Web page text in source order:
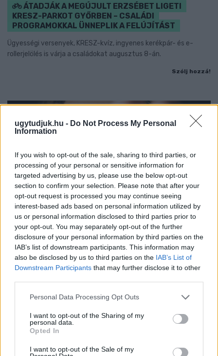
ugytudjuk.hu - Do Not Process My Personal
Information
If you wish to opt-out of the sale, sharing to third parties, or
processing of your personal or sensitive information for
targeted advertising by us, please use the below opt-out
section to confirm your selection. Please note that after your
opt-out request is processed you may continue seeing
interest-based ads based on personal information utilized by
us or personal information disclosed to third parties prior to
your opt-out. You may separately opt-out of the further
disclosure of your personal information by third parties on the
IAB’s list of downstream participants. This information may
also be disclosed by us to third parties on the IAB’s List of
Downstream Participants that may further disclose it to other
Please note that this website/app uses one or more Google
not limited to your visit or usage behaviour. You may click to
grant or deny consent to Google and its third-party tags to
use your data for below specified purposes in below Google
consent section.
Personal Data Processing Opt Outs
I want to opt-out of the Sharing of my
personal data.
Opted In
I want to opt-out of the Sale of my
ÁTADJÁK A MEGÚJULT ERZSÉBET LIGETI
KRESZ-PARKOT GYŐRBEN – CSALÁDI
PROGRAMOKKAL ÜNNEPLIK A FELÚJÍTÁST
Ügyességi versenyek, KRESZ-kvíz, ingyenes kerékpár- és e-
rollerjelölés is várja a családokat augusztus 8-án.
Szólj hozzá!
NŐVERŐ SZOMBATHELYI FÉRFI ELLEN EMELT
VÁDAT AZ ÜGYÉSZSÉG
Szólj hozzá!